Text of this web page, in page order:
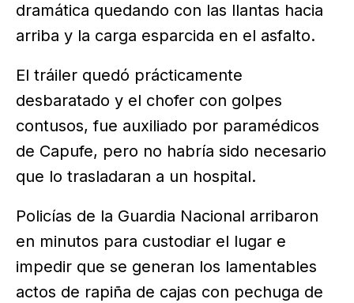
dramática quedando con las llantas hacia
arriba y la carga esparcida en el asfalto.
El tráiler quedó prácticamente
desbaratado y el chofer con golpes
contusos, fue auxiliado por paramédicos
de Capufe, pero no habría sido necesario
que lo trasladaran a un hospital.
Policías de la Guardia Nacional arribaron
en minutos para custodiar el lugar e
impedir que se generan los lamentables
actos de rapiña de cajas con pechuga de